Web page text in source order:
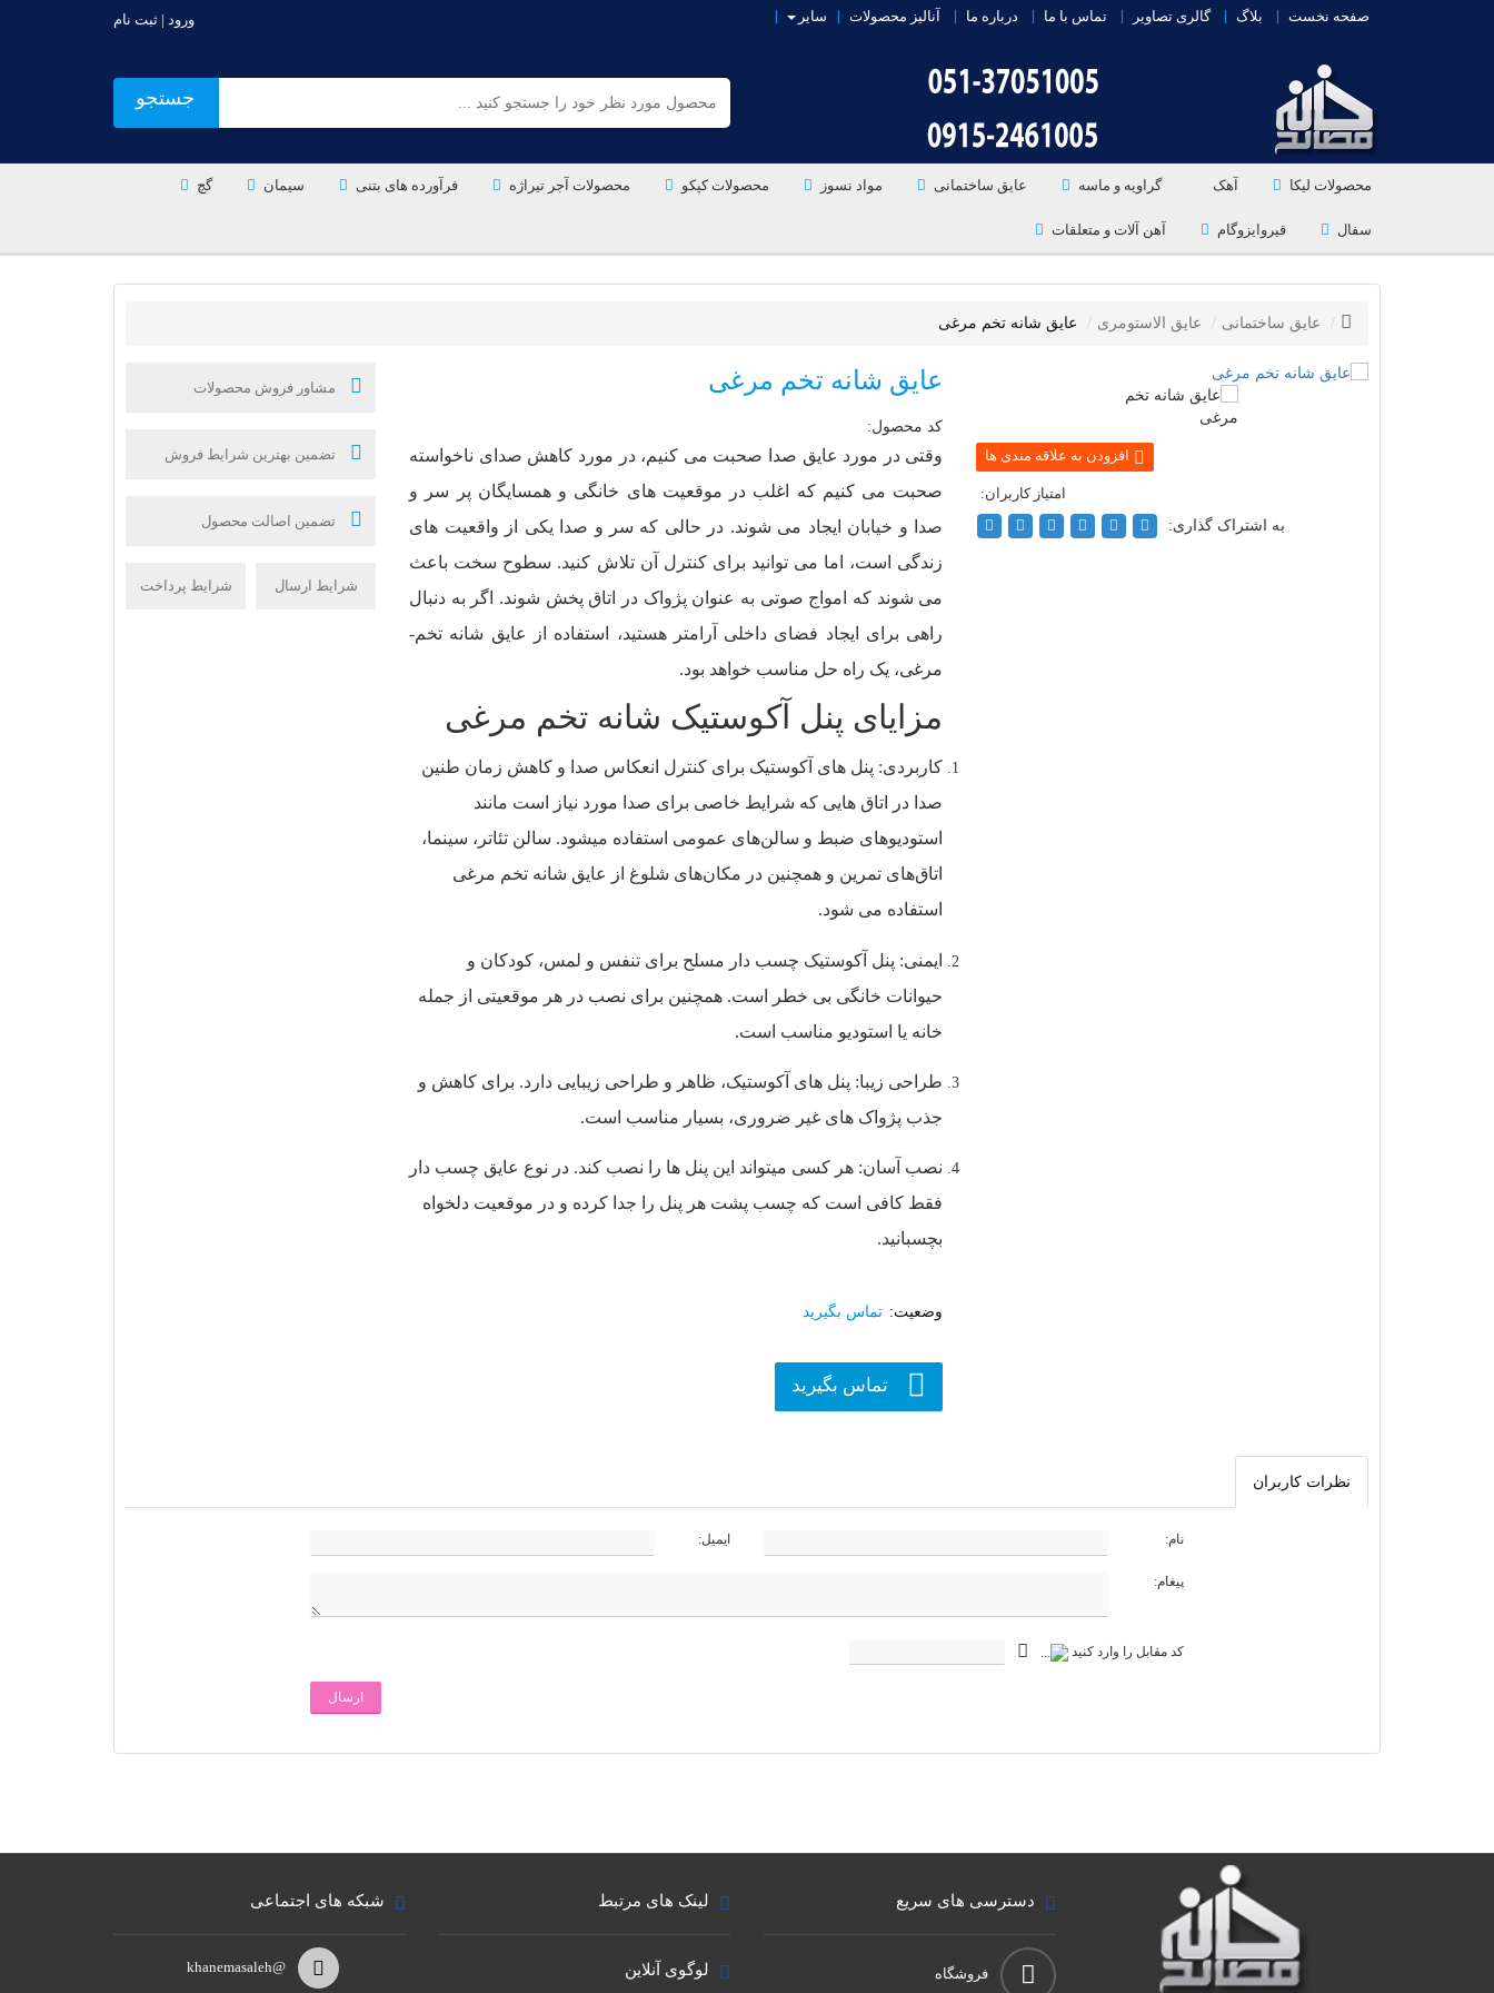
صفحه نخست بلاگ گالری تصاویر تماس با ما درباره ما آنالیز محصولات سایر ورود | ثبت نام
جستجو
محصولات لیکا آهک گراویه و ماسه عایق ساختمانی مواد نسوز محصولات کپکو محصولات آجر تیراژه فرآورده های بتنی سیمان گچ
سفال قیروایزوگام آهن آلات و متعلقات
عایق ساختمانی عایق الاستومری عایق شانه تخم مرغی
به اشتراک گذاری:
عایق شانه تخم مرغی
کد محصول:
وقتی در مورد عایق صدا صحبت می­ کنیم، در مورد کاهش صدای ناخواسته
صحبت می­ کنیم که اغلب در موقعیت ­های خانگی و همسایگان پر سر و
صدا و خیابان ایجاد می شوند. در حالی که سر و صدا یکی از واقعیت ­های
زندگی است، اما می­ توانید برای کنترل آن تلاش کنید. سطوح سخت باعث
می­ شوند که امواج صوتی به عنوان پژواک در اتاق پخش شوند. اگر به دنبال
راهی برای ایجاد فضای داخلی آرام­تر هستید، استفاده از عایق شانه تخم­
مرغی، یک راه­ حل­ مناسب خواهد بود.
مزایای پنل آکوستیک شانه تخم­ مرغی
کاربردی: پنل های آکوستیک برای کنترل انعکاس صدا و کاهش زمان طنین
صدا در اتاق هایی که شرایط خاصی برای صدا مورد نیاز است مانند
استودیوهای ضبط و سالن­‌های عمومی استفاده می­شود. سالن تئاتر، سینما،
اتاق­‌های تمرین و همچنین در مکان­‌های شلوغ از عایق شانه تخم مرغی
استفاده می­ شود.
ایمنی: پنل آکوستیک چسب دار مسلح برای تنفس و لمس، کودکان و
حیوانات خانگی بی خطر است. همچنین برای نصب در هر موقعیتی از جمله
خانه یا استودیو مناسب است.
طراحی زیبا: پنل ­های آکوستیک، ظاهر و طراحی زیبایی دارد. برای کاهش و
جذب پژواک­ های غیر ضروری، بسیار مناسب است.
نصب آسان: هر کسی می­تواند این پنل­ ها را نصب کند. در نوع عایق چسب دار
فقط کافی است که چسب پشت هر پنل را جدا کرده و در موقعیت دلخواه
بچسبانید.
تماس بگیرید
تماس بگیرید
مشاور فروش محصولات
تضمین بهترین شرایط فروش
تضمین اصالت محصول
شرایط ارسال شرایط پرداخت
نظرات کاربران
نام: ایمیل:
پیغام:
کد مقابل را وارد کنید
ارسال
دسترسی های سریع
فروشگاه
لینک های مرتبط
لوگوی آنلاین
شبکه های اجتماعی
@khanemasaleh